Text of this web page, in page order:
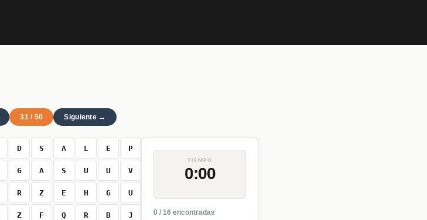
31 / 50 Siguiente →
D S A L E P
G A S U U V
R Z E H G U
Z F Q R B J
TIEMPO
0:00
0 / 16 encontradas